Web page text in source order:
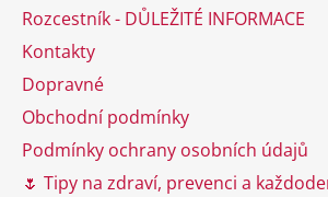
y
s
u
Rozcestník - DŮLEŽITÉ INFORMACE
Kontakty
Dopravné
Obchodní podmínky
Podmínky ochrany osobních údajů
🌷 Tipy na zdraví, prevenci a